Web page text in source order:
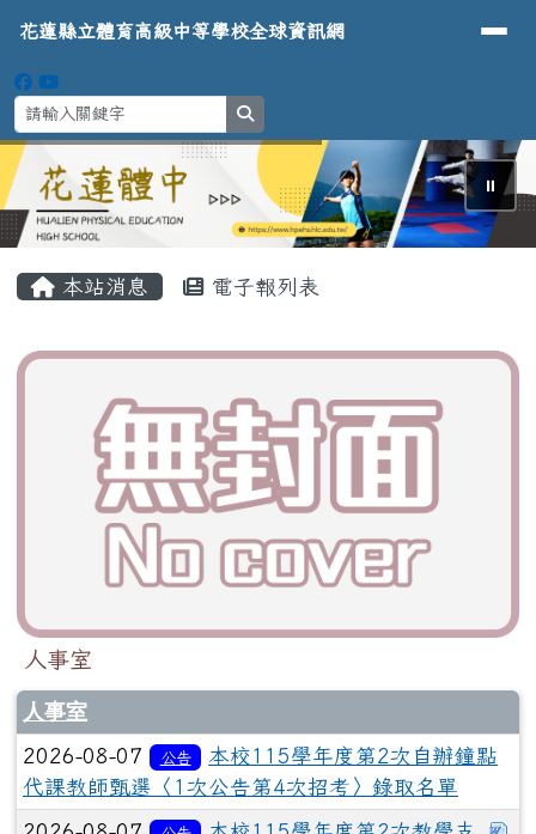
花蓮縣立體育高級中等學校全球資
導覽列
花蓮縣立體育高級中等學校全球資訊網
⏸
本站消息 電子報列表
人事室
人事室
2026-08-07 公告
本校115學年度第2次自辦鐘點
代課教師甄選〈1次公告第4次招考〉錄取名單